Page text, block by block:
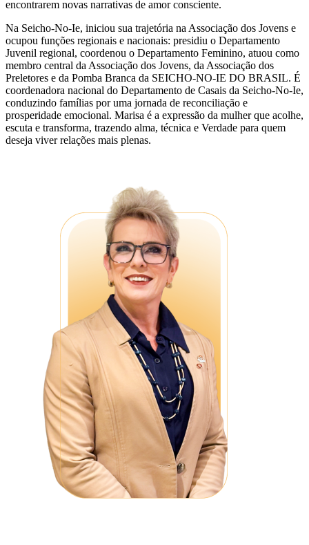
encontrarem novas narrativas de amor consciente.
Na Seicho-No-Ie, iniciou sua trajetória na Associação dos Jovens e
ocupou funções regionais e nacionais: presidiu o Departamento
Juvenil regional, coordenou o Departamento Feminino, atuou como
membro central da Associação dos Jovens, da Associação dos
Preletores e da Pomba Branca da SEICHO-NO-IE DO BRASIL. É
coordenadora nacional do Departamento de Casais da Seicho-No-Ie,
conduzindo famílias por uma jornada de reconciliação e
prosperidade emocional. Marisa é a expressão da mulher que acolhe,
escuta e transforma, trazendo alma, técnica e Verdade para quem
deseja viver relações mais plenas.